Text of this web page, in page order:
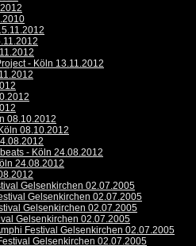
- Köln 13.11.2012
08.10.2012
08.10.2012
- Köln 24.08.2012
24.08.2012
Gelsenkirchen 02.07.2005
Gelsenkirchen 02.07.2005
Gelsenkirchen 02.07.2005
Gelsenkirchen 02.07.2005
Festival Gelsenkirchen 02.07.2005
Gelsenkirchen 02.07.2005